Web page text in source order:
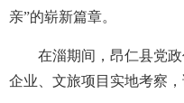
亲”的崭新篇章。
在淄期间，昂仁县党政
企业、文旅项目实地考察